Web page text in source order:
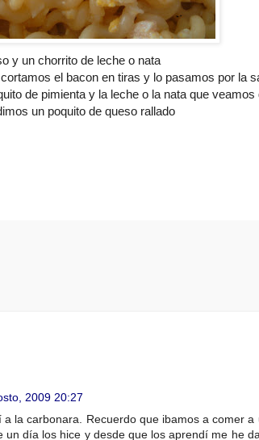
y un chorrito de leche o nata
el bacon en tiras y lo pasamos por la
de pimienta y la leche o la nata que veamos
un poquito de queso rallado
2009 20:27
la carbonara. Recuerdo que ibamos a comer
un día los hice y desde que los aprendí me he